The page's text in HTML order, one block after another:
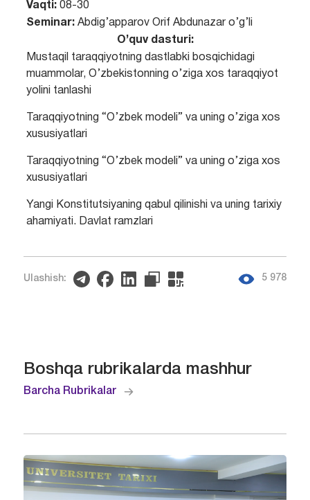
Vaqti:08-30
Seminar:Abdig’apparov Orif Abdunazar o’g’li
O’quv dasturi:
Mustaqil taraqqiyotning dastlabki bosqichidagi
muammolar, O’zbekistonning o’ziga xos taraqqiyot
yolini tanlashi
Taraqqiyotning “O’zbek modeli” va uning o’ziga xos
xususiyatlari
Taraqqiyotning “O’zbek modeli” va uning o’ziga xos
xususiyatlari
Yangi Konstitutsiyaning qabul qilinishi va uning tarixiy
ahamiyati. Davlat ramzlari
Ulashish: 5 978
Boshqa rubrikalarda mashhur
Barcha Rubrikalar